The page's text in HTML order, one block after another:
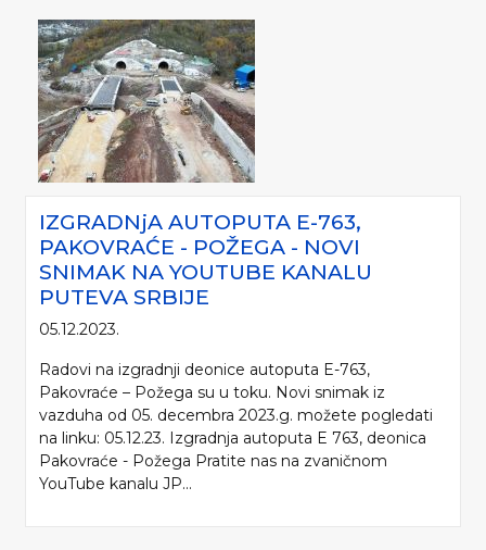
IZGRADNjA AUTOPUTA E-763,
PAKOVRAĆE - POŽEGA - NOVI
SNIMAK NA YOUTUBE KANALU
PUTEVA SRBIJE
05.12.2023.
Radovi na izgradnji deonice autoputa E-763,
Pakovraće – Požega su u toku. Novi snimak iz
vazduha od 05. decembra 2023.g. možete pogledati
na linku: 05.12.23. Izgradnja autoputa E 763, deonica
Pakovraće - Požega Pratite nas na zvaničnom
YouTube kanalu JP...